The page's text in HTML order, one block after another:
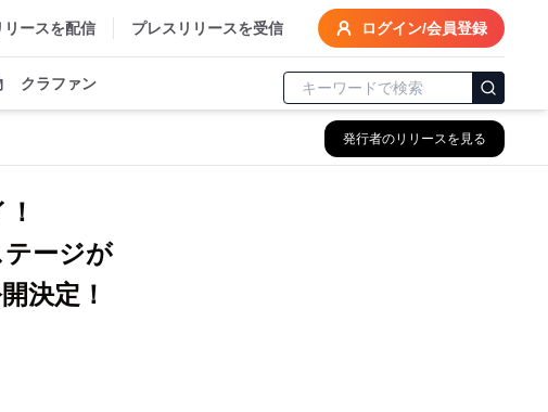
リースを配信 プレスリリースを受信 ログイン/会員登録
クラファン
発行者のリリースを見る
ージが
決定！